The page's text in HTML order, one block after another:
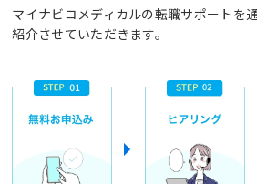
マイナビコメディカルの転職サポートを
紹介させていただきます。